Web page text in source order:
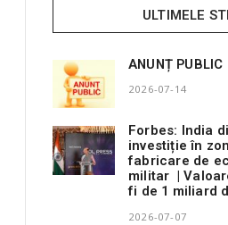
ULTIMELE
ANUNȚ PUBLIC
2026-07-14
Forbes: India
investiție în
fabricare de
militar |
fi de 1 miliard
2026-07-07